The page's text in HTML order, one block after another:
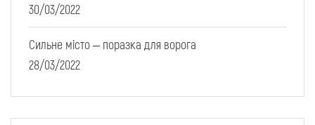
30/03/2022
Сильне місто – поразка для ворога
28/03/2022